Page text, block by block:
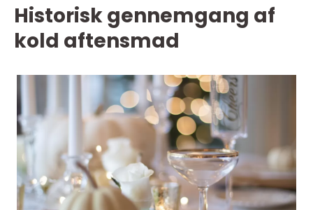
Historisk gennemgang af
kold aftensmad